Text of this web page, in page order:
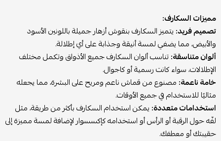
مميزات السكارف:
تصميم فريد: يتميز السكارف بنقوش أزهار جميلة باللونين الأسود
والأبيض، مما يضفي لمسة أنيقة وجذابة على أي إطلالة.
ألوان متناسقة:تناسب ألوان السكارف جميع الأذواق وتكمل مختلف
الإطلالات، سواء كانت رسمية أو كاجوال.
خامة ناعمة: مصنوع من قماش ناعم ومريح على البشرة، مما يجعله
مثاليًا للاستخدام في جميع الأوقات.
استخدامات متعددة: يمكن استخدام السكارف بأكثر من طريقة، مثل
لفّه حول الرقبة أو الرأس أو استخدامه كإكسسوار لإضافة لمسة مميزة إلى
حقيبتك أو معطفك.